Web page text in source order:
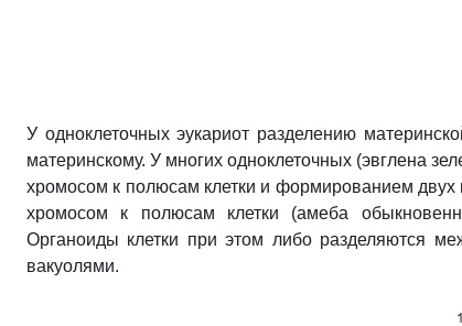
У одноклеточных эукариот разделению
материнскому. У многих одноклеточных (эвглена
хромосом к полюсам клетки и формированием двух
хромосом к полюсам клетки (амеба
Органоиды клетки при этом либо разделяются
вакуолями.